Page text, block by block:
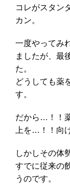
コレがスタン
カン。
一度やってみ
ましたが、最
た。
どうしても薬
す。
だから…！！
上を…！！向
しかしその体
すでに従来の
うのです。